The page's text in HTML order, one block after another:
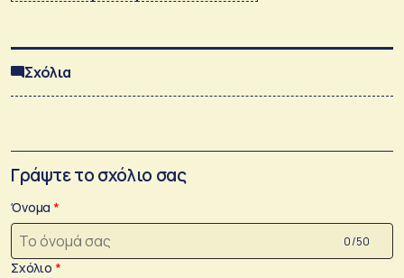
Σχόλια
Γράψτε το σχόλιο σας
Όνομα
0 /50
Σχόλιο